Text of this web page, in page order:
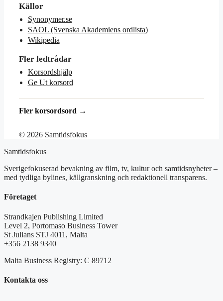
Källor
Synonymer.se
SAOL (Svenska Akademiens ordlista)
Wikipedia
Fler ledtrådar
Korsordshjälp
Ge Ut korsord
Fler korsordsord →
© 2026 Samtidsfokus
Samtidsfokus
Sverigefokuserad bevakning av film, tv, kultur och samtidsnyheter –
med tydliga bylines, källgranskning och redaktionell transparens.
Företaget
Strandkajen Publishing Limited
Level 2, Portomaso Business Tower
St Julians STJ 4011, Malta
+356 2138 9340
Malta Business Registry: C 89712
Kontakta oss